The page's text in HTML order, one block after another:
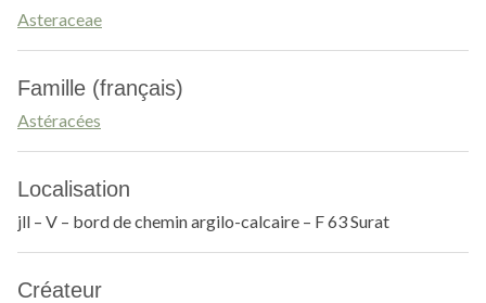
Asteraceae
Famille (français)
Astéracées
Localisation
jll – V – bord de chemin argilo-calcaire – F 63 Surat
Créateur